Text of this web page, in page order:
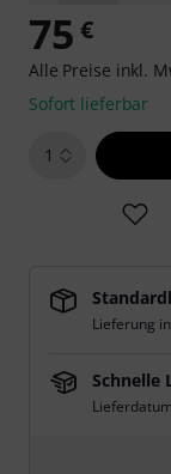
75 €
Alle Preise inkl.
Sofort lieferbar
1
Lieferung
Schnelle